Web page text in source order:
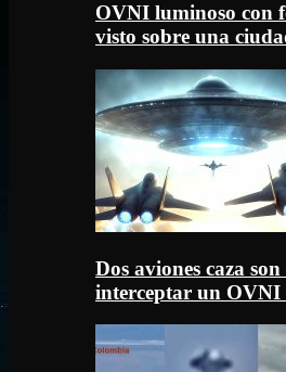
OVNI luminoso con
visto sobre una
Dos aviones caza
interceptar un OVNI